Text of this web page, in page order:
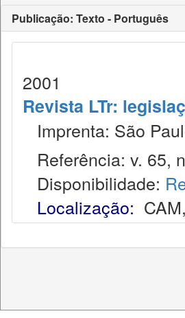
Publicação: Texto - Português
2001
Revista LTr:
Imprenta: São
Referência: v. 65,
Disponibilidade:
Localização: CAM,